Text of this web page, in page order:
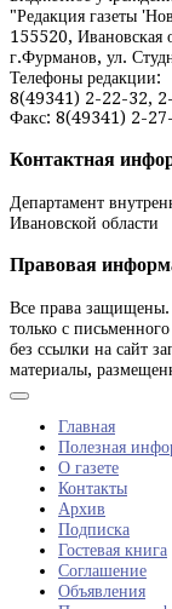
"Редакция газеты
155520, Ивановская
г.Фурманов, ул.
Телефоны редакции:
8(49341) 2-22-32,
Факс: 8(49341) 2-
Контактная
Департамент
Ивановской области
Правовая
Все права защищены.
только с
без ссылки на сайт
материалы,
Главная
Полезная
О газете
Контакты
Архив
Подписка
Гостевая книга
Соглашение
Объявления